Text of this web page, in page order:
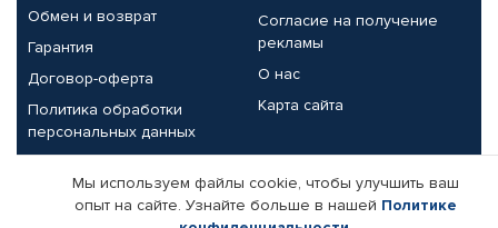
Обмен и возврат
Гарантия
Договор-оферта
Политика обработки
персональных данных
Согласие на получение
рекламы
О нас
Карта сайта
Партнерам
Корпоративным клиентам Реквизиты компании
Мы используем файлы cookie, чтобы улучшить ваш
опыт на сайте. Узнайте больше в нашей Политике